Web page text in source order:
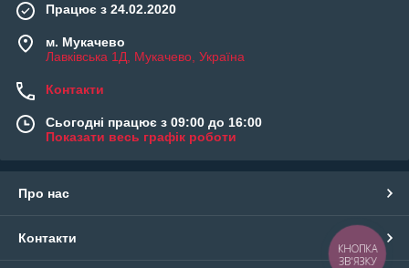
Працює з 24.02.2020
м. Мукачево
Лавківська 1Д, Мукачево, Україна
Контакти
Сьогодні працює з 09:00 до 16:00
Показати весь графік роботи
Про нас
Контакти
КНОПКА
ЗВ'ЯЗКУ